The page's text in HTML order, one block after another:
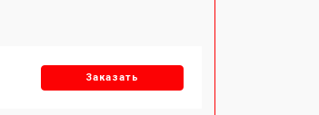
Заказать